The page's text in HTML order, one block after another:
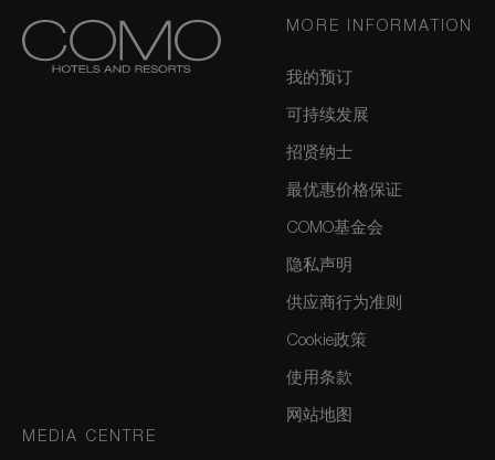
MORE INFORMATION
我的预订
可持续发展
招贤纳士
最优惠价格保证
COMO基金会
隐私声明
供应商行为准则
Cookie政策
使用条款
网站地图
MEDIA CENTRE